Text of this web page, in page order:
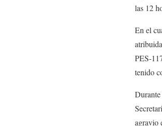
las 12
En el
PES-
tenido
agravio